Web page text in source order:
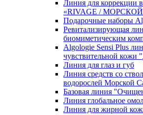
Линия для коррекции
«RIVAGE / МОРСКОЙ
Подарочные наборы
Ревитализирующая
биомиметическим
Algologie Sensi Plus
чувcтвительной
Линия для глаз и губ
Линия средств со
водорослей Морской
Базовая линия
Линия глобальное
Линия для жирной